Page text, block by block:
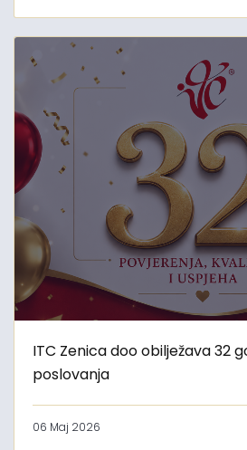
ITC Zenica doo obilježava 32
poslovanja
06 Maj 2026